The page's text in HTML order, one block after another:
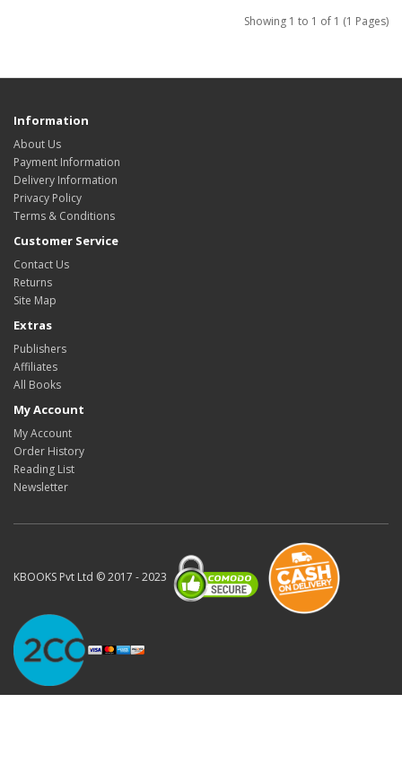
Showing 1 to 1 of 1 (1 Pages)
Information
About Us
Payment Information
Delivery Information
Privacy Policy
Terms & Conditions
Customer Service
Contact Us
Returns
Site Map
Extras
Publishers
Affiliates
All Books
My Account
My Account
Order History
Reading List
Newsletter
KBOOKS Pvt Ltd © 2017 - 2023